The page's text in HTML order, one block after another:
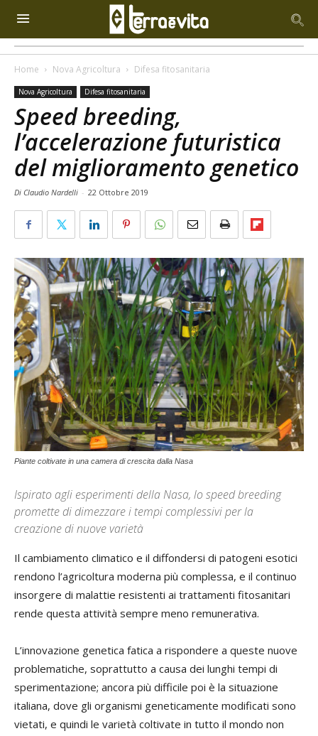
Home Nova Agricoltura Difesa fitosanitaria
Nova Agricoltura Difesa fitosanitaria
Speed breeding,
l’accelerazione futuristica
del miglioramento genetico
Di Claudio Nardelli - 22 Ottobre 2019
Piante coltivate in una camera di crescita dalla Nasa
Ispirato agli esperimenti della Nasa, lo speed breeding
promette di dimezzare i tempi complessivi per la
creazione di nuove varietà
Il cambiamento climatico e il diffondersi di patogeni esotici
rendono l’agricoltura moderna più complessa, e il continuo
insorgere di malattie resistenti ai trattamenti fitosanitari
rende questa attività sempre meno remunerativa.
L’innovazione genetica fatica a rispondere a queste nuove
problematiche, soprattutto a causa dei lunghi tempi di
sperimentazione; ancora più difficile poi è la situazione
italiana, dove gli organismi geneticamente modificati sono
vietati, e quindi le varietà coltivate in tutto il mondo non